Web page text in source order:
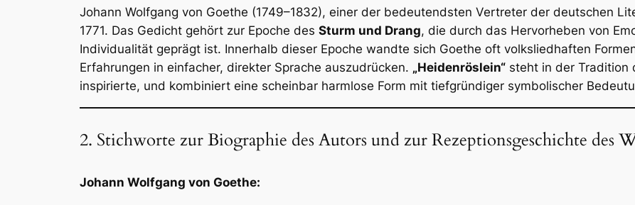
Johann Wolfgang von Goethe (1749–1832), einer der bedeutendsten Vertreter der deutschen
1771. Das Gedicht gehört zur Epoche des Sturm und Drang, die durch das Hervorheben von
Individualität geprägt ist. Innerhalb dieser Epoche wandte sich Goethe oft volksliedhaften
Erfahrungen in einfacher, direkter Sprache auszudrücken. „Heidenröslein“ steht in der Tradition
inspirierte, und kombiniert eine scheinbar harmlose Form mit tiefgründiger symbolischer
2. Stichworte zur Biographie des Autors und zur Rezeptionsgeschichte des
Johann Wolfgang von Goethe: